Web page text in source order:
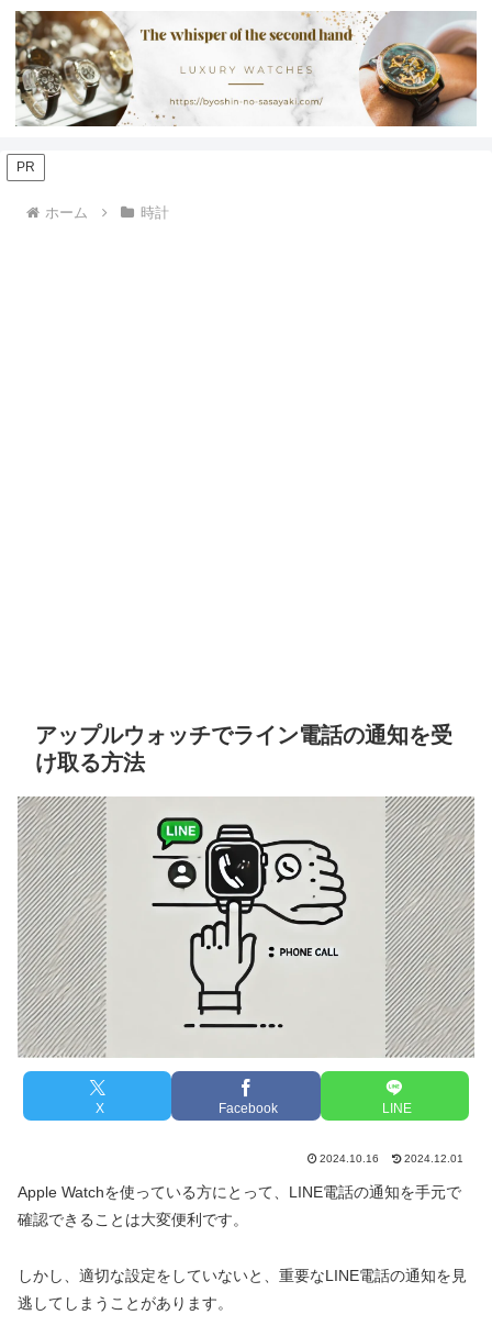
PR
ホーム 時計
アップルウォッチでライン電話の通知を受
け取る方法
X Facebook LINE
2024.10.16 2024.12.01
Apple Watchを使っている方にとって、LINE電話の通知を手元で
確認できることは大変便利です。
しかし、適切な設定をしていないと、重要なLINE電話の通知を見
逃してしまうことがあります。